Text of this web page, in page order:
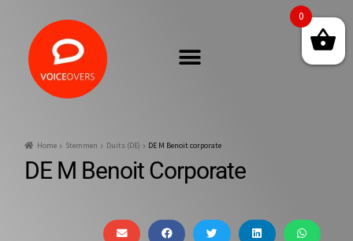
Home Stemmen Duits (DE) DE M Benoit corporate
DE M Benoit Corporate
0